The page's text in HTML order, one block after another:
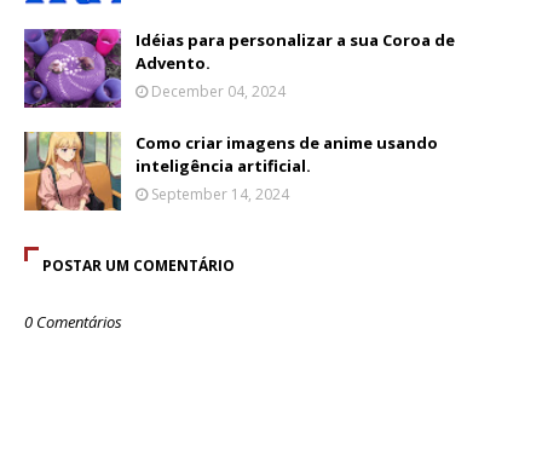
Idéias para personalizar a sua Coroa de
Advento.
December 04, 2024
Como criar imagens de anime usando
inteligência artificial.
September 14, 2024
POSTAR UM COMENTÁRIO
0 Comentários